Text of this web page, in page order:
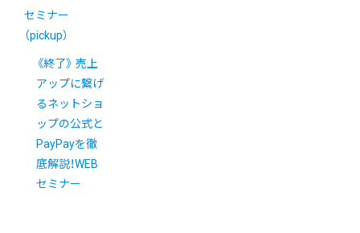
セミナー
（pickup）
《終了》 売上
アップに繋げ
るネットショ
ップの公式と
PayPayを徹
底解説！WEB
セミナー